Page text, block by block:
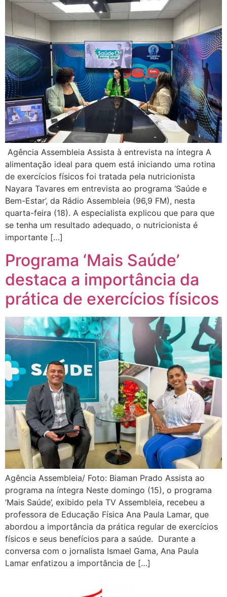
Agência Assembleia Assista à entrevista na íntegra A
alimentação ideal para quem está iniciando uma rotina
de exercícios físicos foi tratada pela nutricionista
Nayara Tavares em entrevista ao programa ‘Saúde e
Bem-Estar’, da Rádio Assembleia (96,9 FM), nesta
quarta-feira (18). A especialista explicou que para que
se tenha um resultado adequado, o nutricionista é
importante […]
Programa ‘Mais Saúde’
destaca a importância da
prática de exercícios físicos
Agência Assembleia/ Foto: Biaman Prado Assista ao
programa na íntegra Neste domingo (15), o programa
‘Mais Saúde’, exibido pela TV Assembleia, recebeu a
professora de Educação Física Ana Paula Lamar, que
abordou a importância da prática regular de exercícios
físicos e seus benefícios para a saúde. Durante a
conversa com o jornalista Ismael Gama, Ana Paula
Lamar enfatizou a importância de […]